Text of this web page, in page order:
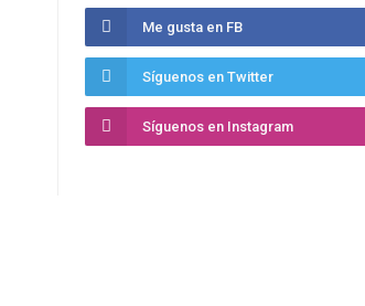
Me gusta en FB
Síguenos en Twitter
Síguenos en Instagram